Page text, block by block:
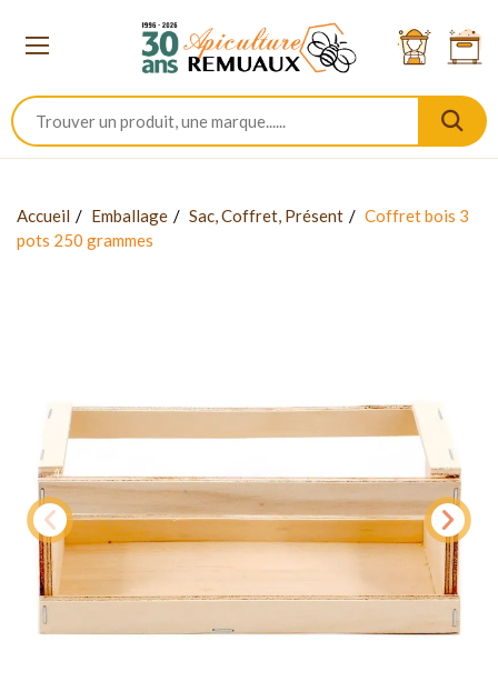
Accueil Emballage Sac, Coffret, Présent
Coffret bois 3
pots 250 grammes